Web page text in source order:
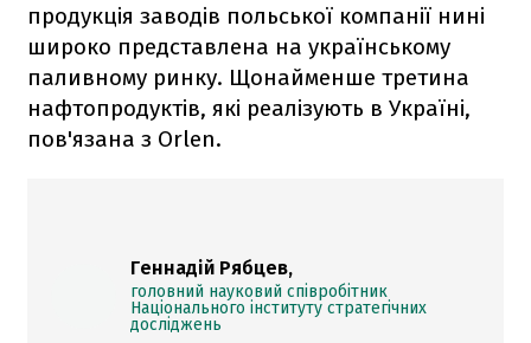
продукція заводів польської компанії нині
широко представлена на українському
паливному ринку. Щонайменше третина
нафтопродуктів, які реалізують в Україні,
пов'язана з Orlen.
Геннадій Рябцев,
головний науковий спів­робітник
Національного ін­ституту стратегічних
досліджень